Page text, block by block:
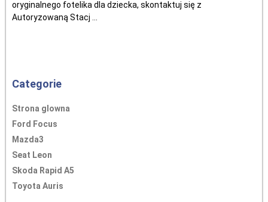
oryginalnego fotelika dla dziecka, skontaktuj się z
Autoryzowaną Stacj ...
Categorie
Strona glowna
Ford Focus
Mazda3
Seat Leon
Skoda Rapid A5
Toyota Auris